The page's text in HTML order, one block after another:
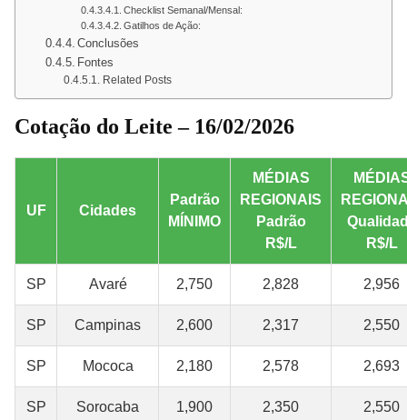
Checklist Semanal/Mensal:
Gatilhos de Ação:
Conclusões
Fontes
Related Posts
Cotação do Leite – 16/02/2026
UF Cidades
Padrão
MÍNIMO
MÉDIAS
REGIONAIS
Padrão
R$/L
R$/L
SP Avaré 2,750 2,828 2,956
SP Campinas 2,600 2,317 2,550
SP Mococa 2,180 2,578 2,693
SP Sorocaba 1,900 2,350 2,550